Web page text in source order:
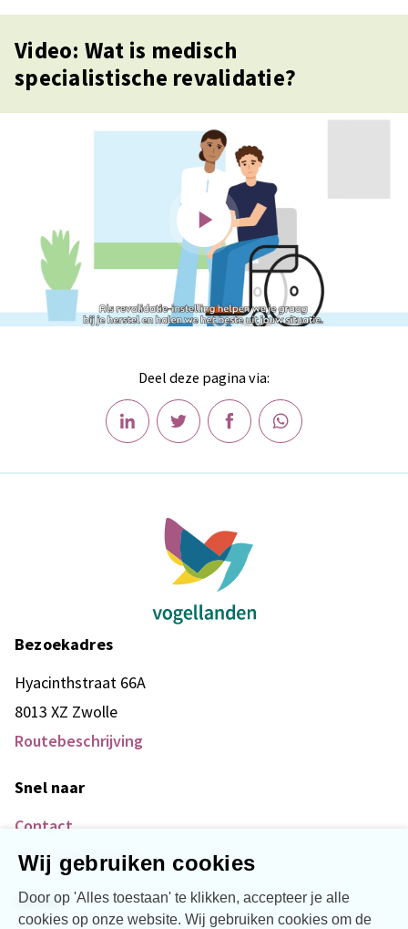
Wij gebruiken cookies
Door op 'Alles toestaan' te klikken, accepteer je alle
cookies op onze website. Wij gebruiken cookies om de
Video: Wat is medisch
specialistische revalidatie?
Deel deze pagina via:
Bezoekadres
Hyacinthstraat 66A
8013 XZ Zwolle
Routebeschrijving
Snel naar
Contact
Over Vogellanden
Social